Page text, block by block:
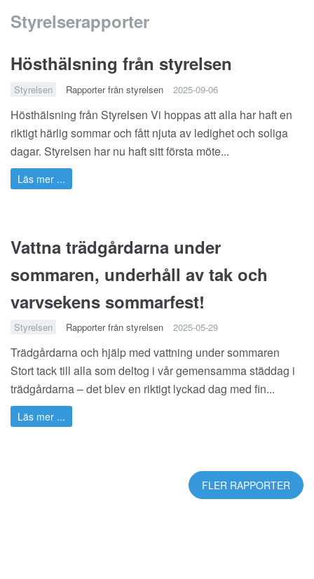
Styrelserapporter
Hösthälsning från styrelsen
Styrelsen Rapporter från styrelsen 2025-09-06
Hösthälsning från Styrelsen Vi hoppas att alla har haft en
riktigt härlig sommar och fått njuta av ledighet och soliga
dagar. Styrelsen har nu haft sitt första möte...
Läs mer ...
Vattna trädgårdarna under
sommaren, underhåll av tak och
varvsekens sommarfest!
Styrelsen Rapporter från styrelsen 2025-05-29
Trädgårdarna och hjälp med vattning under sommaren
Stort tack till alla som deltog i vår gemensamma städdag i
trädgårdarna – det blev en riktigt lyckad dag med fin...
Läs mer ...
FLER RAPPORTER